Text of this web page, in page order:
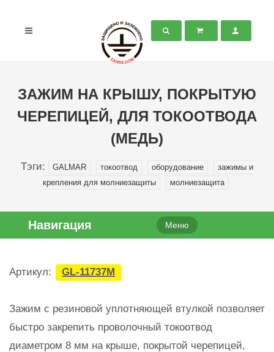
ЗАЖИМ НА КРЫШУ, ПОКРЫТУЮ
ЧЕРЕПИЦЕЙ, ДЛЯ ТОКООТВОДА
(МЕДЬ)
Тэги: GALMAR токоотвод оборудование
зажимы и
крепления для молниезащиты
молниезащита
Навигация Меню
Артикул: GL-11737M
Зажим с резиновой уплотняющей втулкой позволяет
быстро закрепить проволочный токоотвод
диаметром 8 мм на крыше, покрытой черепицей,